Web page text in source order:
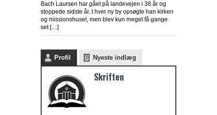
Bach Laursen har gået på landevejen i 38 år og
stoppede sidste år. I hver ny by opsøgte han kirken
og missionshuset, men blev kun meget få gange
set […]
Profil Nyeste indlæg
Skriften
Endnu en kirkelukning i Indonesien
Purwakarta
regeringsmyndigheden i
Protestant Christian Church (GKPS)